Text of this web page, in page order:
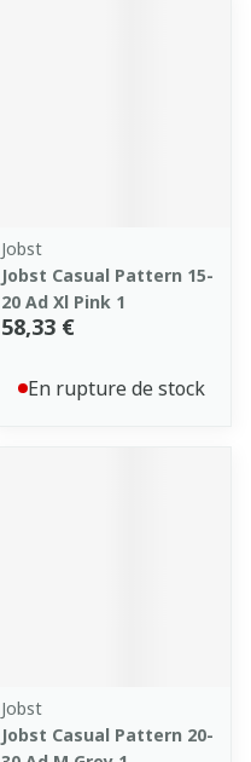
Jobst
Jobst Casual Pattern 15-
20 Ad Xl Pink 1
58,33 €
En rupture de stock
Jobst
Jobst Casual Pattern 20-